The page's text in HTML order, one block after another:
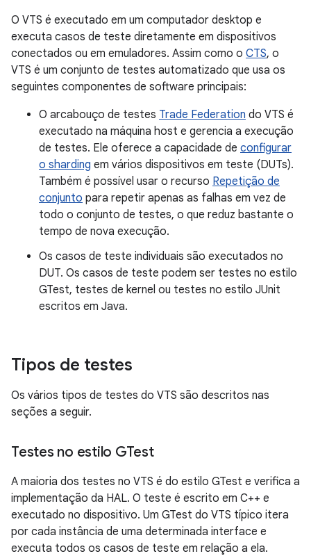
O VTS é executado em um computador desktop e
executa casos de teste diretamente em dispositivos
conectados ou em emuladores. Assim como o CTS, o
VTS é um conjunto de testes automatizado que usa os
seguintes componentes de software principais:
O arcabouço de testes Trade Federation do VTS é
executado na máquina host e gerencia a execução
de testes. Ele oferece a capacidade de configurar
o sharding em vários dispositivos em teste (DUTs).
Também é possível usar o recurso Repetição de
conjunto para repetir apenas as falhas em vez de
todo o conjunto de testes, o que reduz bastante o
tempo de nova execução.
Os casos de teste individuais são executados no
DUT. Os casos de teste podem ser testes no estilo
GTest, testes de kernel ou testes no estilo JUnit
escritos em Java.
Tipos de testes
Os vários tipos de testes do VTS são descritos nas
seções a seguir.
Testes no estilo GTest
A maioria dos testes no VTS é do estilo GTest e verifica a
implementação da HAL. O teste é escrito em C++ e
executado no dispositivo. Um GTest do VTS típico itera
por cada instância de uma determinada interface e
executa todos os casos de teste em relação a ela.